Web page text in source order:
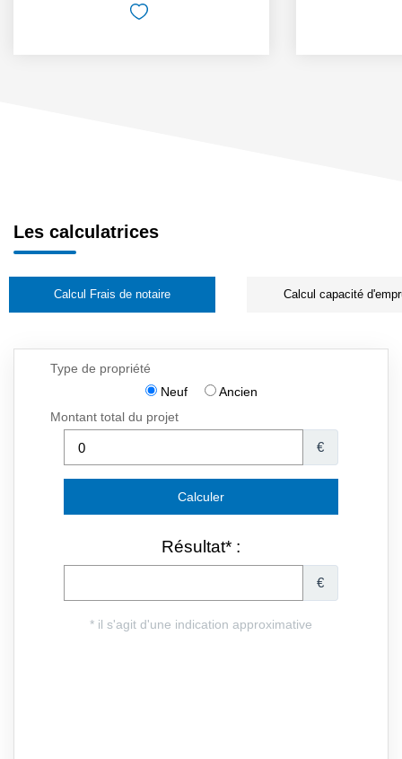
Les calculatrices
Calcul Frais de notaire Calcul capacité